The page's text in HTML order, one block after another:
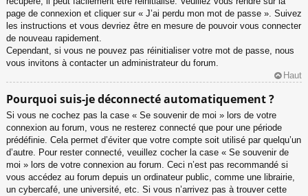
page de connexion et cliquer sur « J’ai perdu mon mot de passe ». Suivez
les instructions et vous devriez être en mesure de pouvoir vous connecter
de nouveau rapidement.
Cependant, si vous ne pouvez pas réinitialiser votre mot de passe, nous
vous invitons à contacter un administrateur du forum.
Haut
Pourquoi suis-je déconnecté automatiquement ?
Si vous ne cochez pas la case « Se souvenir de moi » lors de votre
connexion au forum, vous ne resterez connecté que pour une période
prédéfinie. Cela permet d’éviter que votre compte soit utilisé par quelqu’un
d’autre. Pour rester connecté, veuillez cocher la case « Se souvenir de
moi » lors de votre connexion au forum. Ceci n’est pas recommandé si
vous accédez au forum depuis un ordinateur public, comme une librairie,
un cybercafé, une université, etc. Si vous n’arrivez pas à trouver cette